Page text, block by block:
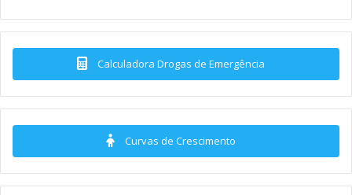
Calculadora Drogas de Emergência
Curvas de Crescimento